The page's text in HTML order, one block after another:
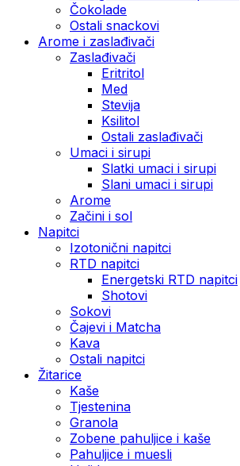
Čokolade
Ostali snackovi
Arome i zaslađivači
Zaslađivači
Eritritol
Med
Stevija
Ksilitol
Ostali zaslađivači
Umaci i sirupi
Slatki umaci i sirupi
Slani umaci i sirupi
Arome
Začini i sol
Napitci
Izotonični napitci
RTD napitci
Energetski RTD napitci
Shotovi
Sokovi
Čajevi i Matcha
Kava
Ostali napitci
Žitarice
Kaše
Tjestenina
Granola
Zobene pahuljice i kaše
Pahuljice i muesli